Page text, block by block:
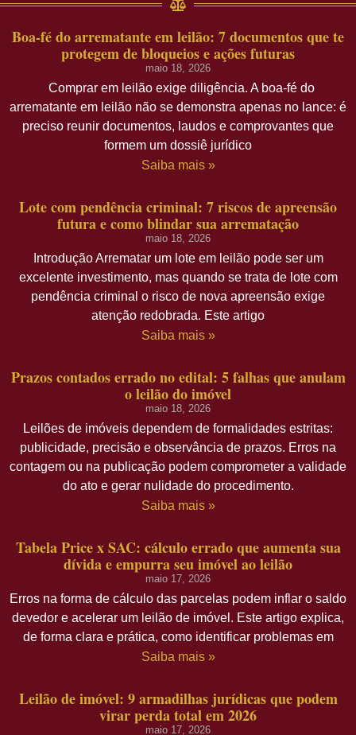
Boa-fé do arrematante em leilão: 7 documentos que te
protegem de bloqueios e ações futuras
maio 18, 2026
Comprar em leilão exige diligência. A boa-fé do
arrematante em leilão não se demonstra apenas no lance: é
preciso reunir documentos, laudos e comprovantes que
formem um dossiê jurídico
Saiba mais »
Lote com pendência criminal: 7 riscos de apreensão
futura e como blindar sua arrematação
maio 18, 2026
Introdução Arrematar um lote em leilão pode ser um
excelente investimento, mas quando se trata de lote com
pendência criminal o risco de nova apreensão exige
atenção redobrada. Este artigo
Saiba mais »
Prazos contados errado no edital: 5 falhas que anulam
o leilão do imóvel
maio 18, 2026
Leilões de imóveis dependem de formalidades estritas:
publicidade, precisão e observância de prazos. Erros na
contagem ou na publicação podem comprometer a validade
do ato e gerar nulidade do procedimento.
Saiba mais »
Tabela Price x SAC: cálculo errado que aumenta sua
dívida e empurra seu imóvel ao leilão
maio 17, 2026
Erros na forma de cálculo das parcelas podem inflar o saldo
devedor e acelerar um leilão de imóvel. Este artigo explica,
de forma clara e prática, como identificar problemas em
Saiba mais »
Leilão de imóvel: 9 armadilhas jurídicas que podem
virar perda total em 2026
maio 17, 2026